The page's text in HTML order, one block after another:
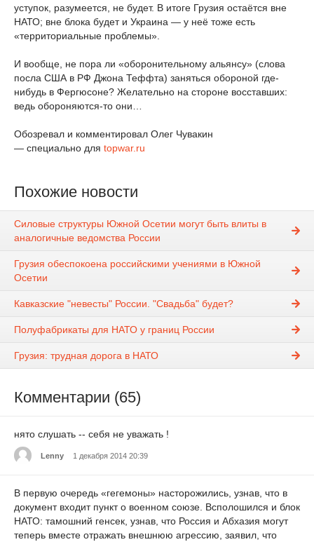
уступок, разумеется, не будет. В итоге Грузия остаётся вне
НАТО; вне блока будет и Украина — у неё тоже есть
«территориальные проблемы».
И вообще, не пора ли «оборонительному альянсу» (слова
посла США в РФ Джона Теффта) заняться обороной где-
нибудь в Фергюсоне? Желательно на стороне восставших:
ведь обороняются-то они…
Обозревал и комментировал Олег Чувакин
— специально для topwar.ru
Похожие новости
Силовые структуры Южной Осетии могут быть влиты в
аналогичные ведомства России
Грузия обеспокоена российскими учениями в Южной
Осетии
Кавказские "невесты" России. "Свадьба" будет?
Полуфабрикаты для НАТО у границ России
Грузия: трудная дорога в НАТО
Комментарии (65)
нято слушать -- себя не уважать !
Lenny 1 декабря 2014 20:39
В первую очередь «гегемоны» насторожились, узнав, что в
документ входит пункт о военном союзе. Всполошился и блок
НАТО: тамошний генсек, узнав, что Россия и Абхазия могут
теперь вместе отражать внешнюю агрессию, заявил, что